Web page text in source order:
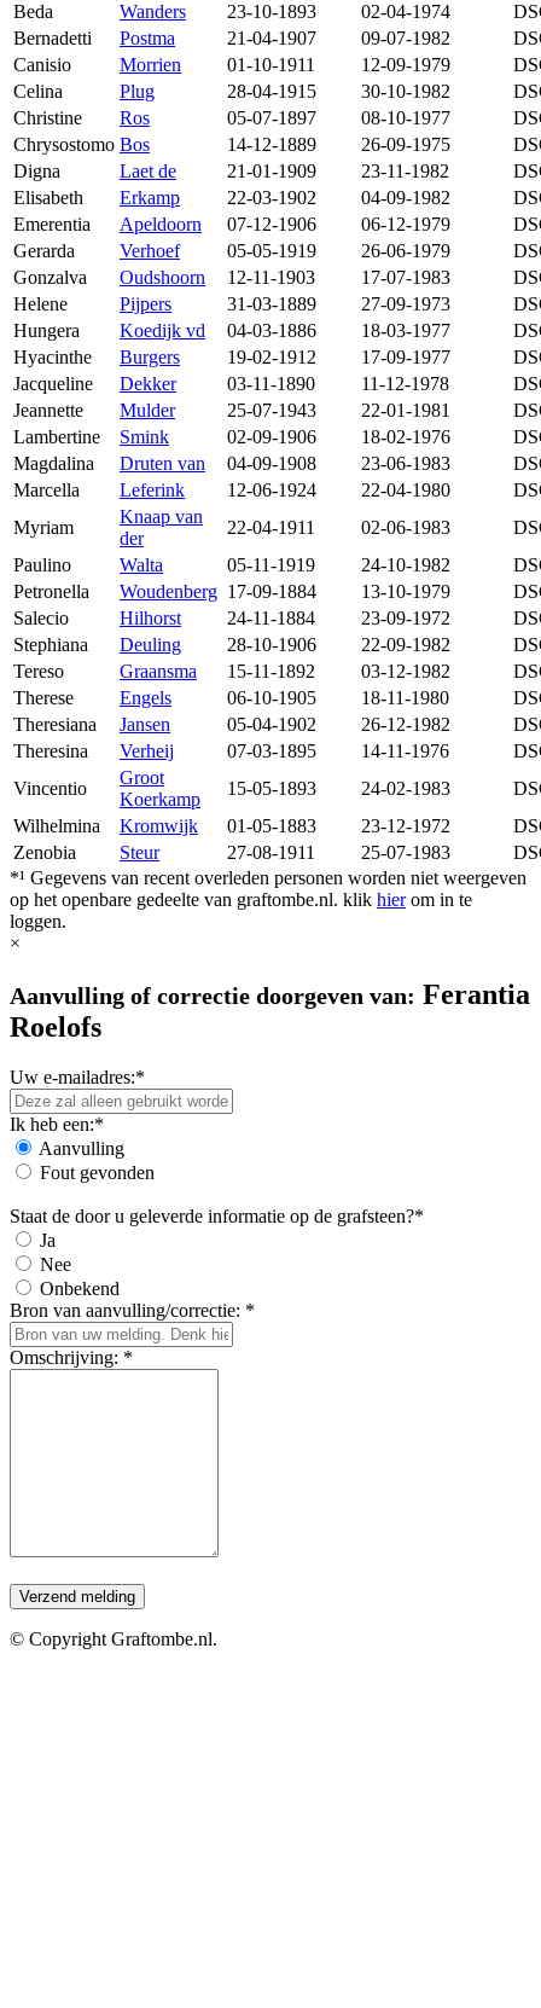
Beda
Wanders 23-10-1893 02-04-1974
Bernadetti
Postma 21-04-1907 09-07-1982
Canisio
Morrien 01-10-1911 12-09-1979
Celina
Plug 28-04-1915 30-10-1982
Christine
Ros 05-07-1897 08-10-1977
Chrysostomo Bos 14-12-1889 26-09-1975
Digna
Laet de 21-01-1909 23-11-1982
Elisabeth
Erkamp 22-03-1902 04-09-1982
Emerentia
Apeldoorn 07-12-1906 06-12-1979
Gerarda
Verhoef 05-05-1919 26-06-1979
Gonzalva
Oudshoorn 12-11-1903 17-07-1983
Helene
Pijpers 31-03-1889 27-09-1973
Hungera
Koedijk vd 04-03-1886 18-03-1977
Hyacinthe
Burgers 19-02-1912 17-09-1977
Jacqueline
Dekker 03-11-1890 11-12-1978
Jeannette
Mulder 25-07-1943 22-01-1981
Lambertine
Smink 02-09-1906 18-02-1976
Magdalina
Druten van 04-09-1908 23-06-1983
Marcella
Leferink 12-06-1924 22-04-1980
Myriam
Knaap van
der
22-04-1911 02-06-1983
Paulino
Walta 05-11-1919 24-10-1982
Petronella
Woudenberg 17-09-1884 13-10-1979
Salecio
Hilhorst 24-11-1884 23-09-1972
Stephiana
Deuling 28-10-1906 22-09-1982
Tereso
Graansma 15-11-1892 03-12-1982
Therese
Engels 06-10-1905 18-11-1980
Theresiana
Jansen 05-04-1902 26-12-1982
Theresina
Verheij 07-03-1895 14-11-1976
Vincentio
Groot
Koerkamp
15-05-1893 24-02-1983
Wilhelmina
Kromwijk 01-05-1883 23-12-1972
Zenobia
Steur 27-08-1911 25-07-1983
*¹ Gegevens van recent overleden personen worden niet weergeven
op het openbare gedeelte van graftombe.nl. klik hierom in te
loggen.
×
Aanvulling of correctie doorgeven van: Ferantia
Roelofs
Uw e-mailadres:*
Ik heb een:*
Aanvulling
Fout gevonden
Staat de door u geleverde informatie op de grafsteen?*
Ja
Nee
Onbekend
Bron van aanvulling/correctie: *
Omschrijving: *
© Copyright Graftombe.nl.